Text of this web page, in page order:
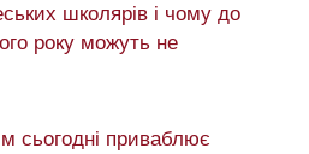
школярів і чому до
року можуть не
сьогодні приваблює